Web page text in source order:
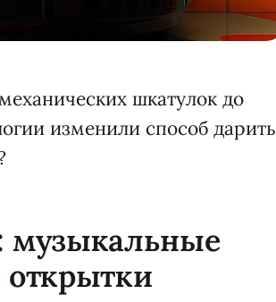
шкатулок до
изменили способ дарить
музыкальные